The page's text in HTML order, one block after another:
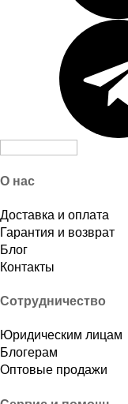
О нас
Доставка и оплата
Гарантия и возврат
Блог
Контакты
Сотрудничество
Юридическим лицам
Блогерам
Оптовые продажи